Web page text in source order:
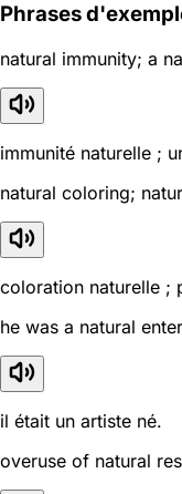
Phrases
natural immunity; a
immunité naturelle ;
natural coloring;
coloration naturelle ;
he was a natural
il était un artiste né.
overuse of natural